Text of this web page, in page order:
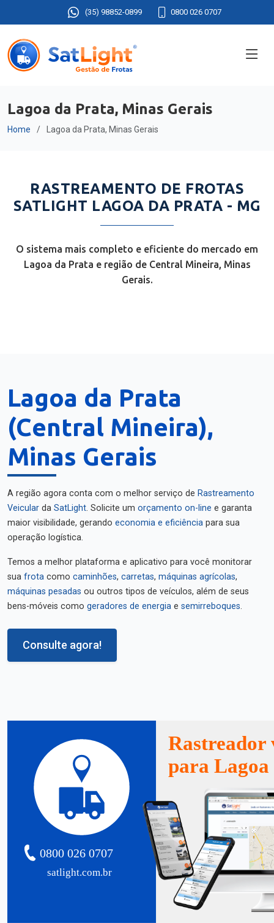
(35) 98852-0899 0800 026 0707
Lagoa da Prata, Minas Gerais
Home Lagoa da Prata, Minas Gerais
RASTREAMENTO DE FROTAS
SATLIGHT LAGOA DA PRATA - MG
O sistema mais completo e eficiente do mercado em
Lagoa da Prata e região de Central Mineira, Minas
Gerais.
Lagoa da Prata
(Central Mineira),
Minas Gerais
A região agora conta com o melhor serviço de Rastreamento
Veicular da SatLight. Solicite um orçamento on-line e garanta
maior visibilidade, gerando economia e eficiência para sua
operação logística.
Temos a melhor plataforma e aplicativo para você monitorar
sua frota como caminhões, carretas, máquinas agrícolas,
máquinas pesadas ou outros tipos de veículos, além de seus
bens-móveis como geradores de energia e semirreboques.
Consulte agora!
satlight.com.br
0800 026 0707
Rastreador
para